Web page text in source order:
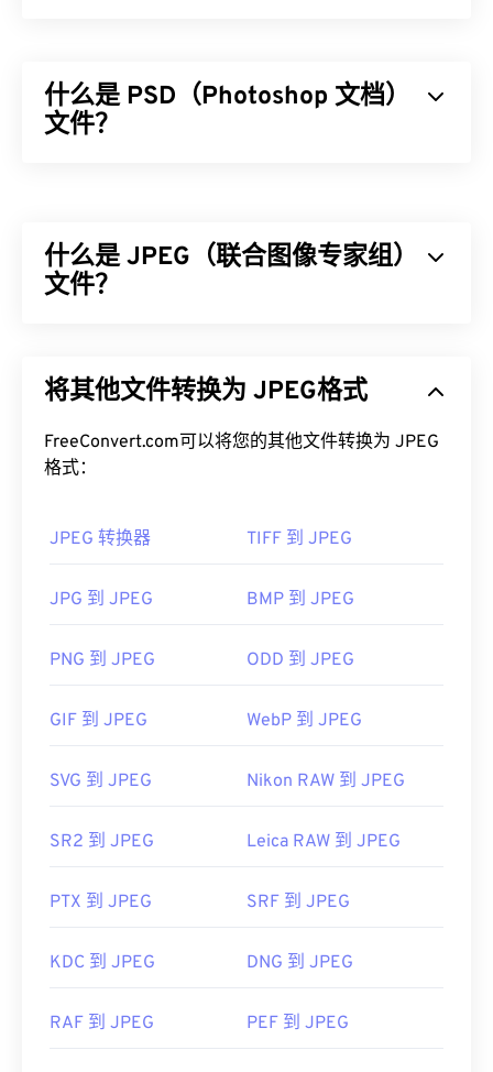
什么是 PSD（Photoshop 文档）
文件？
层、矢量路径、对象、滤镜等复杂数组存储在一个文
件中！PSD 允许用户对图像或图形设计的各个组件
如何打开 PSD 文件？
Adobe Photoshop 是打开 PSD 文件最常用的程序。
GNU 图像处理程序（也称为
了解决这个问题，PSD 通常会被转换为可以压缩数
开发者：Adobe Inc.
有用的链接：
https://www.lifewire.com/psd-file-2622194
什么是 JPEG（联合图像专家组）
文件？
广泛应用的原因。因此，JPEG 文件相对较小，非常
们的JPEG 压缩工具将文件大小减少高达 80%！
如果您需要更好的压缩效果，您可以将
几乎所有图像查看器程序和应用程序都能识别并打开
图像查看器、图像编辑器或网页浏览器中打开它。要
择“打开方式”。
Chrome）、Microsoft 应用程序（例如Microsoft
Preview）上自动打开。
首次发布：1992年9月18日
https://www.lifewire.com/jpg-jpeg-file-4139913
将其他文件转换为 JPEG格式
FreeConvert.com可以将您的其他文件转换为 JPEG
格式：
JPEG 转换器 TIFF 到 JPEG
JPG 到 JPEG BMP 到 JPEG
PNG 到 JPEG ODD 到 JPEG
GIF 到 JPEG WebP 到 JPEG
SVG 到 JPEG Nikon RAW 到 JPEG
SR2 到 JPEG Leica RAW 到 JPEG
PTX 到 JPEG SRF 到 JPEG
KDC 到 JPEG DNG 到 JPEG
RAF 到 JPEG PEF 到 JPEG